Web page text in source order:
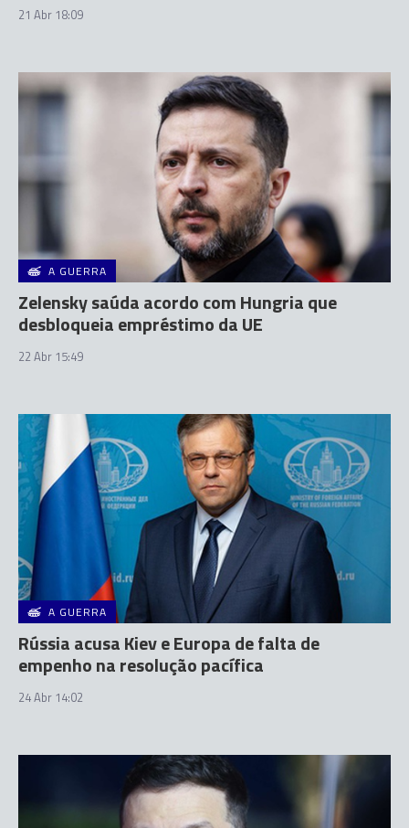
21 Abr 18:09
A GUERRA
Zelensky saúda acordo com Hungria que
desbloqueia empréstimo da UE
22 Abr 15:49
A GUERRA
Rússia acusa Kiev e Europa de falta de
empenho na resolução pacífica
24 Abr 14:02